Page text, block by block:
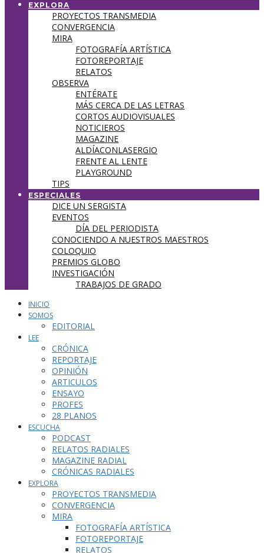
EXPLORA
PROYECTOS TRANSMEDIA
CONVERGENCIA
MIRA
FOTOGRAFÍA ARTÍSTICA
FOTOREPORTAJE
RELATOS
OBSERVA
ENTÉRATE
MÁS CERCA DE LAS LETRAS
CORTOS AUDIOVISUALES
NOTICIEROS
MAGAZINE
ALDÍACONLASERGIO
FRENTE AL LENTE
PLAYGROUND
TIPS
ESPECIALES
DICE UN SERGISTA
EVENTOS
DÍA DEL PERIODISTA
CONOCIENDO A NUESTROS MAESTROS
COLOQUIO
PREMIOS GLOBO
INVESTIGACIÓN
TRABAJOS DE GRADO
INICIO
SOMOS
EDITORIAL
LEE
CRÓNICA
REPORTAJE
OPINIÓN
ARTICULOS
ENSAYO
PROFES
28 PLANOS
ESCUCHA
PODCAST
RELATOS RADIALES
MAGAZINE RADIAL
CRÓNICAS RADIALES
EXPLORA
PROYECTOS TRANSMEDIA
CONVERGENCIA
MIRA
FOTOGRAFÍA ARTÍSTICA
FOTOREPORTAJE
RELATOS